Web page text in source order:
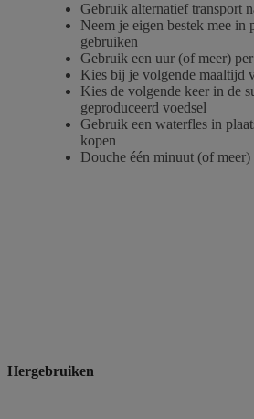
Gebruik alternatief transport
Neem je eigen bestek mee in
gebruiken
Gebruik een uur (of meer)
Kies bij je volgende maaltijd
Kies de volgende keer in de
geproduceerd voedsel
Gebruik een waterfles in
kopen
Douche één minuut (of meer)
Hergebruiken